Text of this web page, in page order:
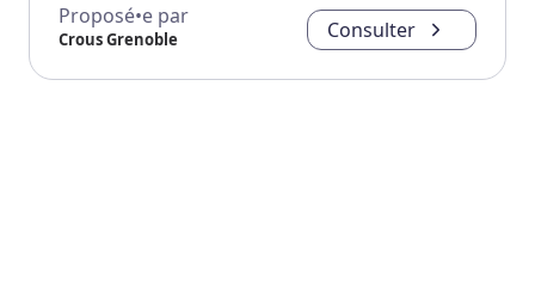
Proposé•e par
Crous Grenoble Consulter